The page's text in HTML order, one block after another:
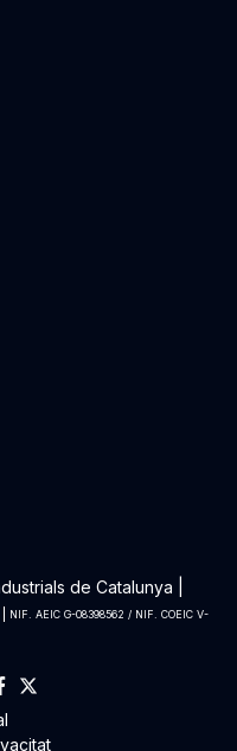
de Catalunya |
NIF. AEIC G-08398562 / NIF. COEIC V-